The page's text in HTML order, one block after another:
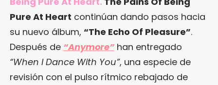
Pure At Heart continúan dando pasos hacia
su nuevo álbum, “The Echo Of Pleasure”.
Después de “Anymore”han entregado
“When I Dance With You”, una especie de
revisión con el pulso rítmico rebajado de